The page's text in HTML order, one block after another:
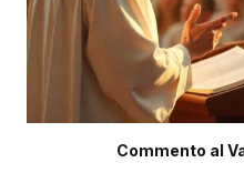
Commento al